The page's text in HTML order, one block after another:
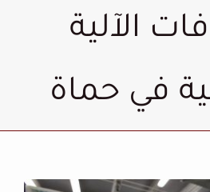
الآلية
في حماة